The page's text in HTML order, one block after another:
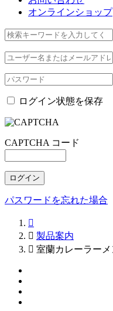
オンラインショップ
ログイン状態を保存
CAPTCHA コード
ログイン
パスワードを忘れた場合

 製品案内
 室蘭カレーラー